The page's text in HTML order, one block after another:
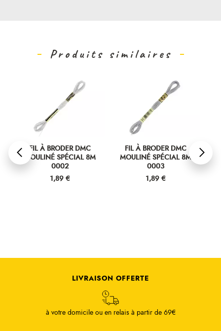
Produits similaires
FIL À BRODER DMC
MOULINÉ SPÉCIAL 8M
0002
Prix
1,89 €
FIL À BRODER DMC
MOULINÉ SPÉCIAL 8M
0003
Prix
1,89 €
LIVRAISON OFFERTE
à votre domicile ou en relais à partir de 69€